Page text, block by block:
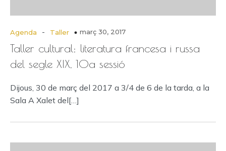
Agenda - Taller març 30, 2017
Taller cultural: literatura francesa i russa
del segle XIX, 10a sessió
Dijous, 30 de març del 2017 a 3/4 de 6 de la tarda, a la
Sala A Xalet del[…]